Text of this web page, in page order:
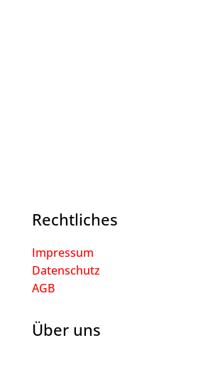
Rechtliches
Impressum
Datenschutz
AGB
Über uns